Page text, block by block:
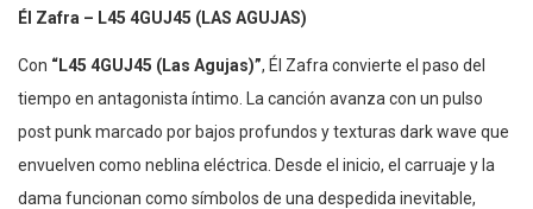
Él Zafra – L45 4GUJ45 (LAS AGUJAS)
Con “L45 4GUJ45 (Las Agujas)”, Él Zafra convierte el paso del
tiempo en antagonista íntimo. La canción avanza con un pulso
post punk marcado por bajos profundos y texturas dark wave que
envuelven como neblina eléctrica. Desde el inicio, el carruaje y la
dama funcionan como símbolos de una despedida inevitable,